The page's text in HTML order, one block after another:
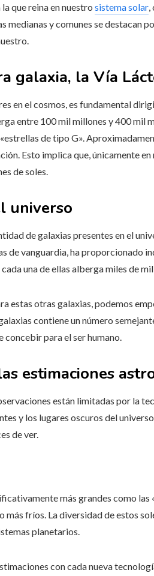
que reina en nuestro sistema solar,
y comunes se destacan
galaxia, la Vía
en el cosmos, es fundamental
entre 100 mil millones y 400 mil
de tipo G».
Esto implica que, únicamente en
de soles.
universo
de galaxias presentes en el
de vanguardia, ha proporcionado
una de ellas alberga miles de
estas otras galaxias, podemos
contiene un número
concebir para el ser humano.
estimaciones
están limitadas por la
y los lugares oscuros del
de ver.
más grandes como las
más fríos. La diversidad de estos
planetarios.
con cada nueva